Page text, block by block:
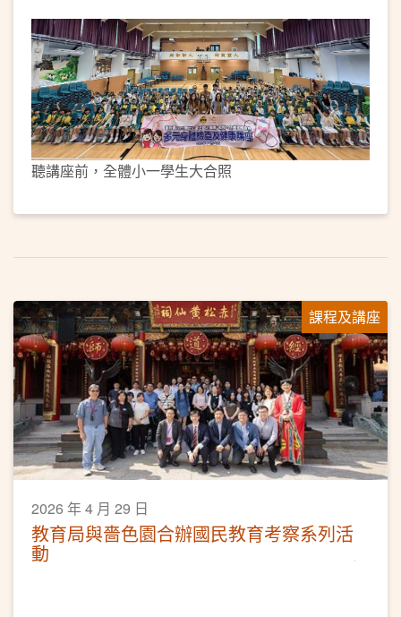
聽講座前，全體小一學生大合照
課程及講座
2026 年 4 月 29 日
教育局與嗇色園合辦國民教育考察系列活
動